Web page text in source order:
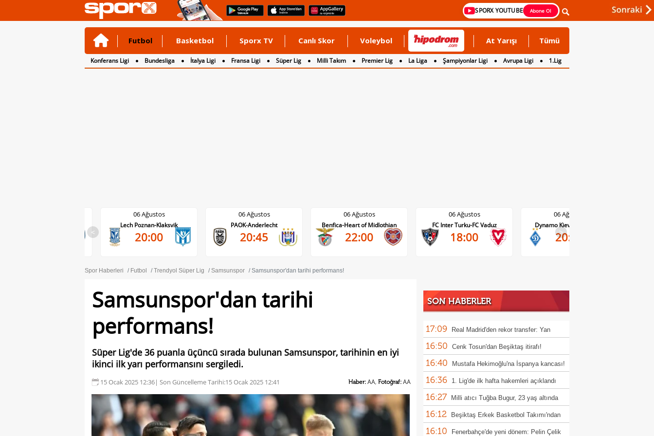
SPORX YOUTUBE Abone Ol
Futbol Basketbol Sporx TV Canlı Skor Voleybol At Yarışı Tümü
Konferans Ligi Bundesliga İtalya Ligi Fransa Ligi Süper Lig Milli Takım Premier Lig La Liga Şampiyonlar Ligi Avrupa Ligi
1.Lig
2. Lig
3. Lig
<
06 Ağustos
PAOK-Anderlecht
20:45
06 Ağustos
Benfica-Heart of Midlothian
22:00
06 Ağustos
FC Inter Turku-FC Vaduz
18:00
06 Ağustos
Dynamo Kiev-Qarabag FK
20:00
06 Ağustos
FC Twente-Dunajska Streda
21:00
>
Spor Haberleri Futbol Trendyol Süper Lig Samsunspor Samsunspor'dan tarihi performans!
Samsunspor'dan tarihi
performans!
Süper Lig'de 36 puanla üçüncü sırada bulunan Samsunspor, tarihinin en iyi
ikinci ilk yarı performansını sergiledi.
15 Ocak 2025 12:36| Son Güncelleme Tarihi:15 Ocak 2025 12:41 Haber: AA, Fotoğraf: AA
SON HABERLER
17:09 Real Madrid'den rekor transfer: Yan
Diomande
16:50 Cenk Tosun'dan Beşiktaş itirafı!
16:40 Mustafa Hekimoğlu'na İspanya kancası!
16:36 1. Lig'de ilk hafta hakemleri açıklandı
16:27 Milli atıcı Tuğba Bugur, 23 yaş altında
Avrupa şampiyonu oldu
16:12 Beşiktaş Erkek Basketbol Takımı'ndan
şampiyonluk mesajı!
16:10 Fenerbahçe'de yeni dönem: Pelin Çelik